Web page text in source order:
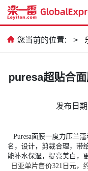
您当前的位置: >
puresa超贴合
发布日
Puresa面膜一度力压兰蔻
名，设计，剪裁合理，带
能补水保湿，提亮美白，
日亚单片售价321日元，